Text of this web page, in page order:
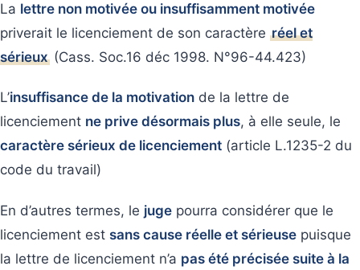
La lettre non motivée ou insuffisamment motivée
priverait le licenciement de son caractère réel et
sérieux (Cass. Soc.16 déc 1998. N°96-44.423)
L’insuffisance de la motivation de la lettre de
licenciement ne prive désormais plus, à elle seule, le
caractère sérieux de licenciement (article L.1235-2 du
code du travail)
En d’autres termes, le juge pourra considérer que le
licenciement est sans cause réelle et sérieuse puisque
la lettre de licenciement n’a pas été précisée suite à la